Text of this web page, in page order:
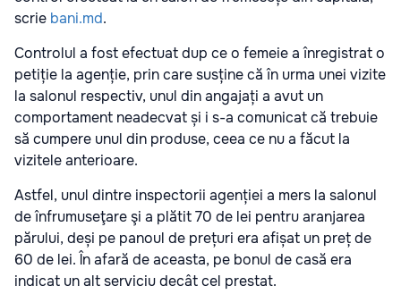
scrie bani.md.
Controlul a fost efectuat dup ce o femeie a înregistrat o
petiție la agenție, prin care susține că în urma unei vizite
la salonul respectiv, unul din angajați a avut un
comportament neadecvat și i s-a comunicat că trebuie
să cumpere unul din produse, ceea ce nu a făcut la
vizitele anterioare.
Astfel, unul dintre inspectorii agenției a mers la salonul
de înfrumuseţare şi a plătit 70 de lei pentru aranjarea
părului, deși pe panoul de prețuri era afișat un preț de
60 de lei. În afară de aceasta, pe bonul de casă era
indicat un alt serviciu decât cel prestat.